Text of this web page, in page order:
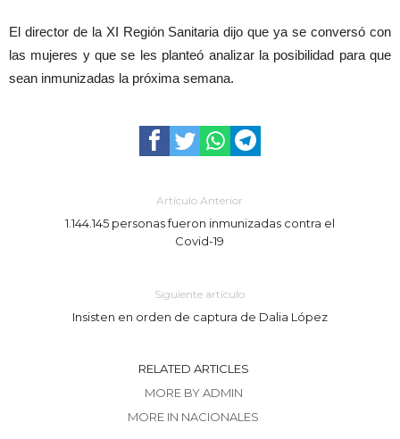
El director de la XI Región Sanitaria dijo que ya se conversó con
las mujeres y que se les planteó analizar la posibilidad para que
sean inmunizadas la próxima semana.
Artículo Anterior
1.144.145 personas fueron inmunizadas contra el
Covid-19
Siguiente artículo
Insisten en orden de captura de Dalia López
RELATED ARTICLES
MORE BY ADMIN
MORE IN NACIONALES